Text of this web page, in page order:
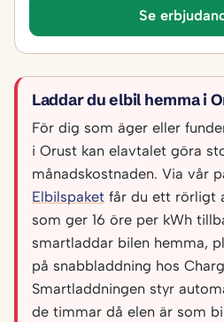
Se
Laddar du elbil hemma i
För dig som äger eller
i Orust kan elavtalet göra
månadskostnaden. Via vår
Elbilspaket får du ett rörligt
som ger 16 öre per kWh
smartladdar bilen hemma,
på snabbladdning hos
Smartladdningen styr
de timmar då elen är som